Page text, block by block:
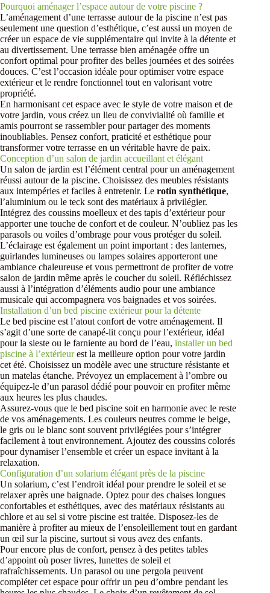
Pourquoi aménager l’espace autour de votre piscine ?
L’aménagement d’une terrasse autour de la piscine n’est pas
seulement une question d’esthétique, c’est aussi un moyen de
créer un espace de vie supplémentaire qui invite à la détente et
au divertissement. Une terrasse bien aménagée offre un
confort optimal pour profiter des belles journées et des soirées
douces. C’est l’occasion idéale pour optimiser votre espace
extérieur et le rendre fonctionnel tout en valorisant votre
propriété.
En harmonisant cet espace avec le style de votre maison et de
votre jardin, vous créez un lieu de convivialité où famille et
amis pourront se rassembler pour partager des moments
inoubliables. Pensez confort, praticité et esthétique pour
transformer votre terrasse en un véritable havre de paix.
Conception d’un salon de jardin accueillant et élégant
Un salon de jardin est l’élément central pour un aménagement
réussi autour de la piscine. Choisissez des meubles résistants
aux intempéries et faciles à entretenir. Le rotin synthétique,
l’aluminium ou le teck sont des matériaux à privilégier.
Intégrez des coussins moelleux et des tapis d’extérieur pour
apporter une touche de confort et de couleur. N’oubliez pas les
parasols ou voiles d’ombrage pour vous protéger du soleil.
L’éclairage est également un point important : des lanternes,
guirlandes lumineuses ou lampes solaires apporteront une
ambiance chaleureuse et vous permettront de profiter de votre
salon de jardin même après le coucher du soleil. Réfléchissez
aussi à l’intégration d’éléments audio pour une ambiance
musicale qui accompagnera vos baignades et vos soirées.
Installation d’un bed piscine extérieur pour la détente
Le bed piscine est l’atout confort de votre aménagement. Il
s’agit d’une sorte de canapé-lit conçu pour l’extérieur, idéal
pour la sieste ou le farniente au bord de l’eau, installer un bed
piscine à l’extérieurest la meilleure option pour votre jardin
cet été. Choisissez un modèle avec une structure résistante et
un matelas étanche. Prévoyez un emplacement à l’ombre ou
équipez-le d’un parasol dédié pour pouvoir en profiter même
aux heures les plus chaudes.
Assurez-vous que le bed piscine soit en harmonie avec le reste
de vos aménagements. Les couleurs neutres comme le beige,
le gris ou le blanc sont souvent privilégiées pour s’intégrer
facilement à tout environnement. Ajoutez des coussins colorés
pour dynamiser l’ensemble et créer un espace invitant à la
relaxation.
Configuration d’un solarium élégant près de la piscine
Un solarium, c’est l’endroit idéal pour prendre le soleil et se
relaxer après une baignade. Optez pour des chaises longues
confortables et esthétiques, avec des matériaux résistants au
chlore et au sel si votre piscine est traitée. Disposez-les de
manière à profiter au mieux de l’ensoleillement tout en gardant
un œil sur la piscine, surtout si vous avez des enfants.
Pour encore plus de confort, pensez à des petites tables
d’appoint où poser livres, lunettes de soleil et
rafraîchissements. Un parasol ou une pergola peuvent
compléter cet espace pour offrir un peu d’ombre pendant les